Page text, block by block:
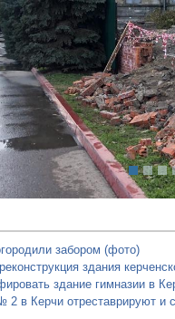
забором (фото)
здания
здание гимназии в
2 в Керчи отреставрируют и